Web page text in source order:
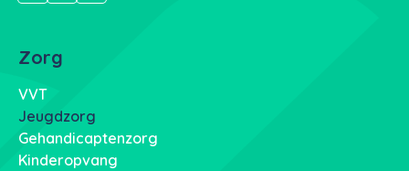
Zorg
VVT
Jeugdzorg
Gehandicaptenzorg
Kinderopvang